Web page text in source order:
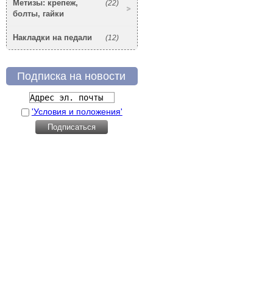
(22)
Метизы: крепеж,
болты, гайки
(12)
Накладки на педали
Подписка на новости
'Условия и положения'